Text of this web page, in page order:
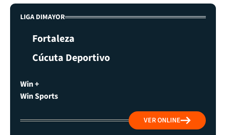
LIGA DIMAYOR
Fortaleza
Cúcuta Deportivo
Win +
Win Sports
VER ONLINE